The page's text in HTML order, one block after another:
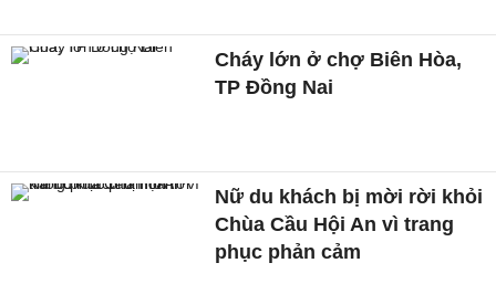
Cháy lớn ở chợ Biên Hòa,
TP Đồng Nai
Nữ du khách bị mời rời khỏi
Chùa Cầu Hội An vì trang
phục phản cảm